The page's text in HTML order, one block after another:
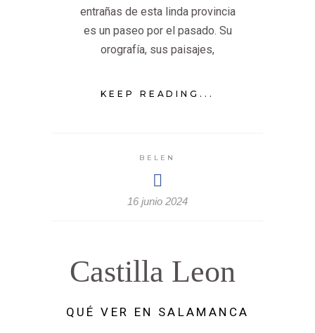
entrañas de esta linda provincia
es un paseo por el pasado. Su
orografía, sus paisajes,
KEEP READING...
BELEN
16 junio 2024
Castilla Leon
QUÉ VER EN SALAMANCA